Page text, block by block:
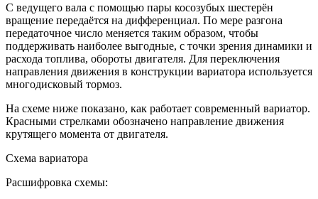
С ведущего вала с помощью пары косозубых шестерён
вращение передаётся на дифференциал. По мере разгона
передаточное число меняется таким образом, чтобы
поддерживать наиболее выгодные, с точки зрения динамики и
расхода топлива, обороты двигателя. Для переключения
направления движения в конструкции вариатора используется
многодисковый тормоз.
На схеме ниже показано, как работает современный вариатор.
Красными стрелками обозначено направление движения
крутящего момента от двигателя.
Схема вариатора
Расшифровка схемы: